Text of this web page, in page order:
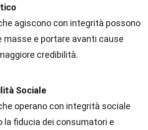
agiscono con integrità possono
masse e portare avanti cause
credibilità.
Sociale
operano con integrità sociale
la fiducia dei consumatori e